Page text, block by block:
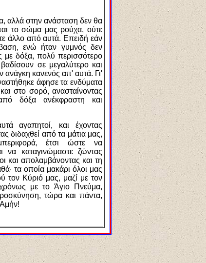
αλλά στην ανάσταση δεν θα
το σώμα μας ρούχα, ούτε
άλλο από αυτά. Επειδή εάν
ενώ ήταν γυμνός δεν
με δόξα, πολύ περισσότερο
σε μεγαλύτερο και
ανάγκη κανενός απ' αυτά. Γι'
άφησε τα ενδύματα
στο σορό, ανασταίνοντας
δόξα ανέκφραστη και
αγαπητοί, και έχοντας
διδαχθεί από τα μάτια μας,
έτσι ώστε να
καταγινώμαστε ζώντας
και απολαμβάνοντας και τη
τα οποία μακάρι όλοι μας
τον Κύριό μας, μαζί με τον
με το Άγιο Πνεύμα,
τώρα και πάντα,